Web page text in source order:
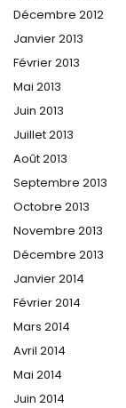
Décembre 2012
Janvier 2013
Février 2013
Mai 2013
Juin 2013
Juillet 2013
Août 2013
Septembre 2013
Octobre 2013
Novembre 2013
Décembre 2013
Janvier 2014
Février 2014
Mars 2014
Avril 2014
Mai 2014
Juin 2014